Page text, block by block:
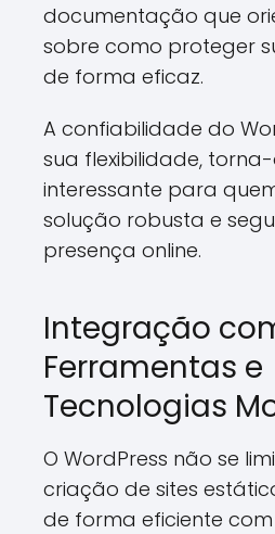
documentação que
sobre como proteger
de forma eficaz.
A confiabilidade do
sua flexibilidade,
interessante para
solução robusta e
presença online.
Integração
Ferramentas e
Tecnologias
O WordPress não se
criação de sites
de forma eficiente